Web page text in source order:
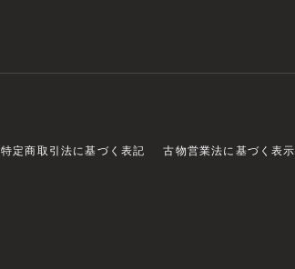
特定商取引法に基づく表記 古物営業法に基づく表示